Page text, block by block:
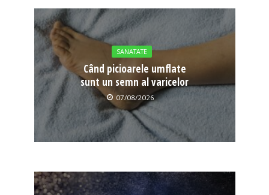
SANATATE
Când picioarele umflate
sunt un semn al varicelor
07/08/2026